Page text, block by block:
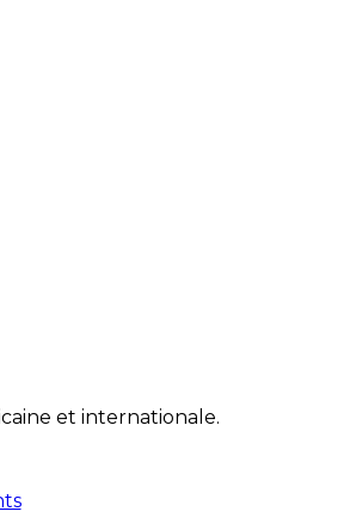
et internationale.